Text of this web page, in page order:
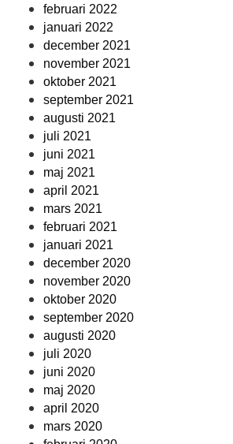
februari 2022
januari 2022
december 2021
november 2021
oktober 2021
september 2021
augusti 2021
juli 2021
juni 2021
maj 2021
april 2021
mars 2021
februari 2021
januari 2021
december 2020
november 2020
oktober 2020
september 2020
augusti 2020
juli 2020
juni 2020
maj 2020
april 2020
mars 2020